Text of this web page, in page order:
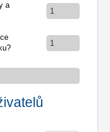
a
1
1